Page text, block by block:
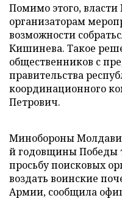
Помимо этого,
организаторам
возможности
Кишинева. Такое
общественников с
правительства
координационного
Петрович.
Минобороны
й годовщины Победы
просьбу поисковых
воздать воинские
Армии, сообщила